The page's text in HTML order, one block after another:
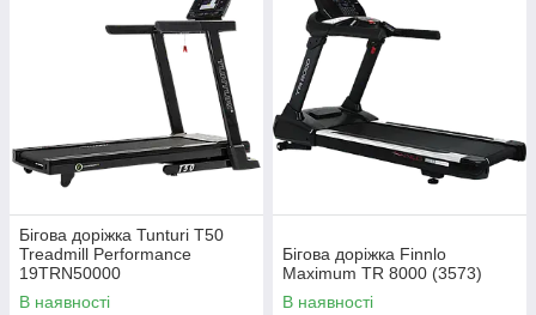
Бігова доріжка Tunturi T50
Treadmill Performance
19TRN50000
В наявності
Бігова доріжка Finnlo
Maximum TR 8000 (3573)
В наявності